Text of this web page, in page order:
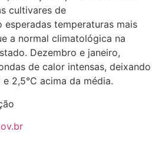
cultivares de
esperadas temperaturas mais
a normal climatológica na
Dezembro e janeiro,
de calor intensas, deixando
2,5°C acima da média.